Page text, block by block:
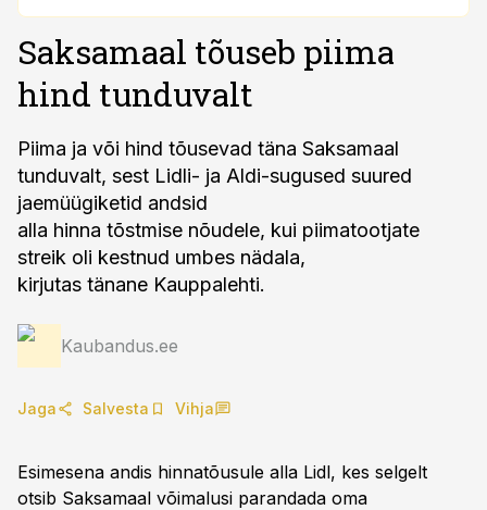
Saksamaal tõuseb piima
hind tunduvalt
Piima ja või hind tõusevad täna Saksamaal
tunduvalt, sest Lidli- ja Aldi-sugused suured
jaemüügiketid andsid
alla hinna tõstmise nõudele, kui piimatootjate
streik oli kestnud umbes nädala,
kirjutas tänane Kauppalehti.
Kaubandus.ee
Jaga Salvesta Vihja
Esimesena andis hinnatõusule alla Lidl, kes selgelt
otsib Saksamaal võimalusi parandada oma